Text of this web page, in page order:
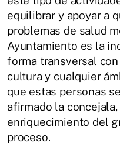
equilibrar y apoyar a
problemas de salud
Ayuntamiento es la
forma transversal
cultura y cualquier
que estas personas
afirmado la
enriquecimiento del
proceso.